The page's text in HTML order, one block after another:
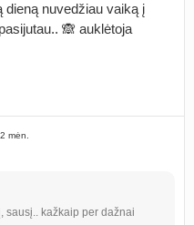
dieną nuvedžiau vaiką į
🙈 auklėtoja
mėn.
sausį.. kažkaip per dažnai